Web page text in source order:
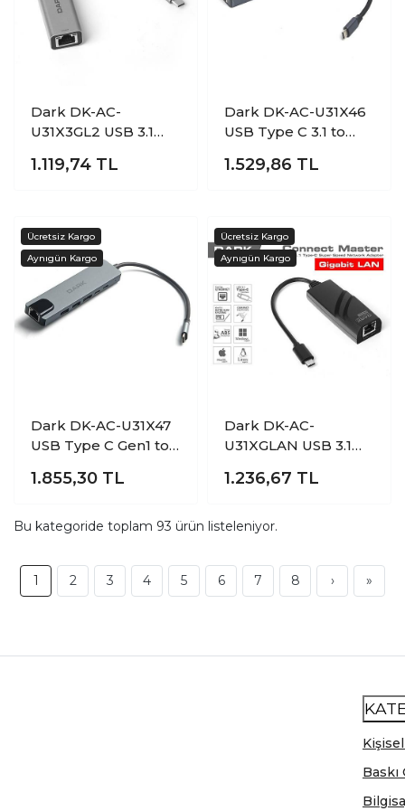
Dark DK-AC-
U31X3GL2 USB 3.1
Lan USB Ethernet
1.119,74 TL
Dark DK-AC-U31X46
USB Type C 3.1 to
Usb PD 65W Dock
1.529,86 TL
Dark DK-AC-U31X47
USB Type C Gen1 to
Usb PD 100W Dock
1.855,30 TL
Dark DK-AC-
U31XGLAN USB 3.1
Gigabit Lan Ethernet
1.236,67 TL
Bu kategoride toplam 93 ürün listeleniyor.
1 2 3 4 5 6 7 8 › »